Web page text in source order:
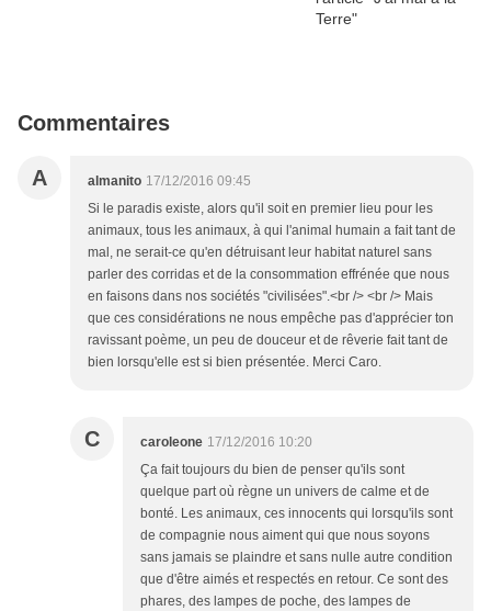
Commentaires
A almanito 17/12/2016 09:45
Si le paradis existe, alors qu'il soit en premier lieu pour les
animaux, tous les animaux, à qui l'animal humain a fait tant de
mal, ne serait-ce qu'en détruisant leur habitat naturel sans
parler des corridas et de la consommation effrénée que nous
en faisons dans nos sociétés "civilisées".<br /> <br /> Mais
que ces considérations ne nous empêche pas d'apprécier ton
ravissant poème, un peu de douceur et de rêverie fait tant de
bien lorsqu'elle est si bien présentée. Merci Caro.
C caroleone 17/12/2016 10:20
Ça fait toujours du bien de penser qu'ils sont
quelque part où règne un univers de calme et de
bonté. Les animaux, ces innocents qui lorsqu'ils sont
de compagnie nous aiment qui que nous soyons
sans jamais se plaindre et sans nulle autre condition
que d'être aimés et respectés en retour. Ce sont des
phares, des lampes de poche, des lampes de